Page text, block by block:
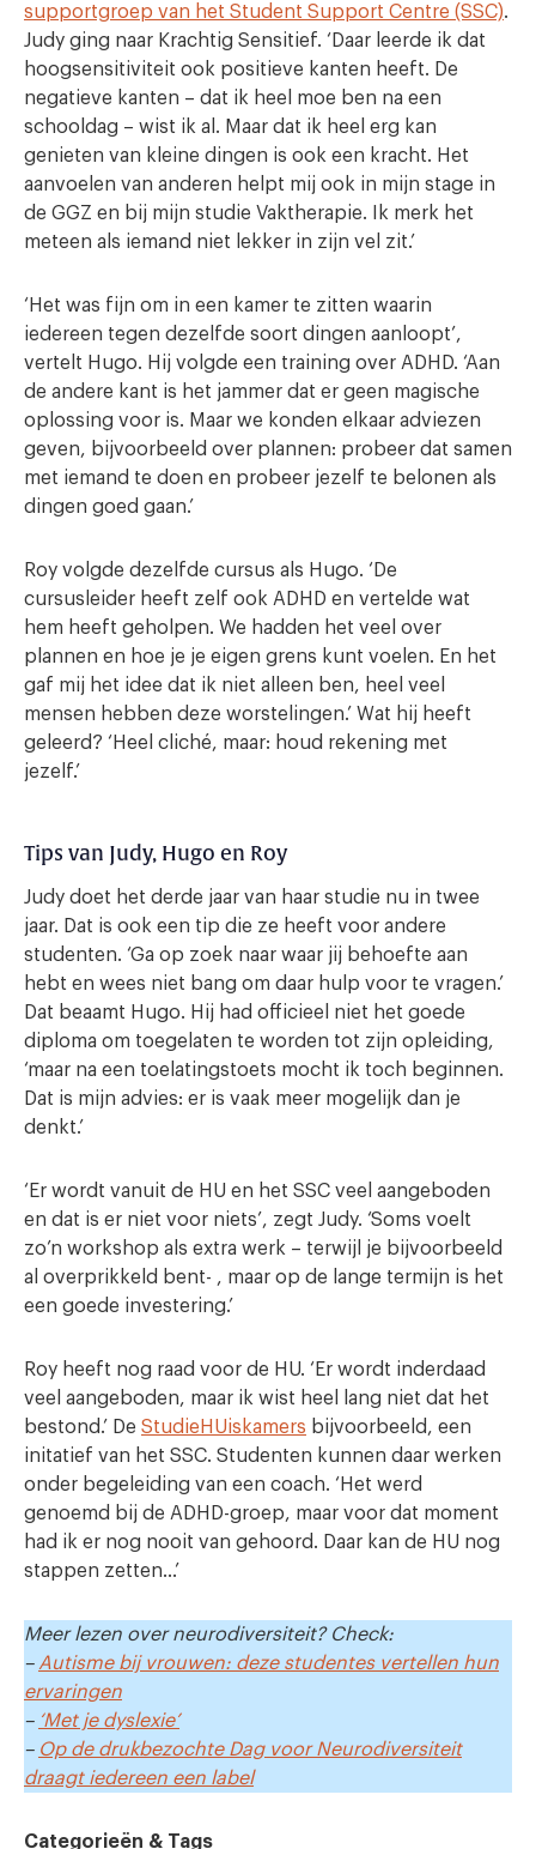
supportgroep van het Student Support Centre (SSC).
Judy ging naar Krachtig Sensitief. ‘Daar leerde ik dat
hoogsensitiviteit ook positieve kanten heeft. De
negatieve kanten – dat ik heel moe ben na een
schooldag – wist ik al. Maar dat ik heel erg kan
genieten van kleine dingen is ook een kracht. Het
aanvoelen van anderen helpt mij ook in mijn stage in
de GGZ en bij mijn studie Vaktherapie. Ik merk het
meteen als iemand niet lekker in zijn vel zit.’
‘Het was fijn om in een kamer te zitten waarin
iedereen tegen dezelfde soort dingen aanloopt’,
vertelt Hugo. Hij volgde een training over ADHD. ‘Aan
de andere kant is het jammer dat er geen magische
oplossing voor is. Maar we konden elkaar adviezen
geven, bijvoorbeeld over plannen: probeer dat samen
met iemand te doen en probeer jezelf te belonen als
dingen goed gaan.’
Roy volgde dezelfde cursus als Hugo. ‘De
cursusleider heeft zelf ook ADHD en vertelde wat
hem heeft geholpen. We hadden het veel over
plannen en hoe je je eigen grens kunt voelen. En het
gaf mij het idee dat ik niet alleen ben, heel veel
mensen hebben deze worstelingen.’ Wat hij heeft
geleerd? ‘Heel cliché, maar: houd rekening met
jezelf.’
Tips van Judy, Hugo en Roy
Judy doet het derde jaar van haar studie nu in twee
jaar. Dat is ook een tip die ze heeft voor andere
studenten. ‘Ga op zoek naar waar jij behoefte aan
hebt en wees niet bang om daar hulp voor te vragen.’
Dat beaamt Hugo. Hij had officieel niet het goede
diploma om toegelaten te worden tot zijn opleiding,
‘maar na een toelatingstoets mocht ik toch beginnen.
Dat is mijn advies: er is vaak meer mogelijk dan je
denkt.’
‘Er wordt vanuit de HU en het SSC veel aangeboden
en dat is er niet voor niets’, zegt Judy. ‘Soms voelt
zo’n workshop als extra werk – terwijl je bijvoorbeeld
al overprikkeld bent- , maar op de lange termijn is het
een goede investering.’
Roy heeft nog raad voor de HU. ‘Er wordt inderdaad
veel aangeboden, maar ik wist heel lang niet dat het
bestond.’ De StudieHUiskamers bijvoorbeeld, een
initatief van het SSC. Studenten kunnen daar werken
onder begeleiding van een coach. ‘Het werd
genoemd bij de ADHD-groep, maar voor dat moment
had ik er nog nooit van gehoord. Daar kan de HU nog
stappen zetten…’
Meer lezen over neurodiversiteit? Check:
– Autisme bij vrouwen: deze studentes vertellen hun
ervaringen
– ‘Met je dyslexie’
– Op de drukbezochte Dag voor Neurodiversiteit
draagt iedereen een label
Categorieën & Tags